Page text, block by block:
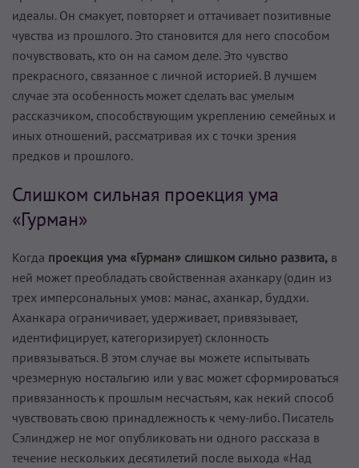
идеалы. Он смакует, повторяет и оттачивает позитивные
чувства из прошлого. Это становится для него способом
почувствовать, кто он на самом деле. Это чувство
прекрасного, связанное с личной историей. В лучшем
случае эта особенность может сделать вас умелым
рассказчиком, способствующим укреплению семейных и
иных отношений, рассматривая их с точки зрения
предков и прошлого.
Слишком сильная проекция ума
«Гурман»
Когда проекция ума «Гурман» слишком сильно развита, в
ней может преобладать свойственная аханкару (один из
трех имперсональных умов: манас, аханкар, буддхи.
Аханкара ограничивает, удерживает, привязывает,
идентифицирует, категоризирует) склонность
привязываться. В этом случае вы можете испытывать
чрезмерную ностальгию или у вас может сформироваться
привязанность к прошлым несчастьям, как некий способ
чувствовать свою принадлежность к чему-либо. Писатель
Сэлинджер не мог опубликовать ни одного рассказа в
течение нескольких десятилетий после выхода «Над